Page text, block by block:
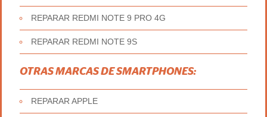
REPARAR REDMI NOTE 9 PRO 4G
REPARAR REDMI NOTE 9S
OTRAS MARCAS DE SMARTPHONES:
REPARAR APPLE